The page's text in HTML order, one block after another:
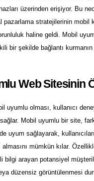
üzerinden erişiyor. Bu
stratejilerinin mobil
haline geldi. Mobil
bir şekilde bağlantı
Web Sitesinin
uyumlu olması, kullanıcı
Mobil uyumlu bir site,
uyum sağlayarak,
mümkün kılar.
bilgi arayan potansiyel
düzensiz görüntülenmesi